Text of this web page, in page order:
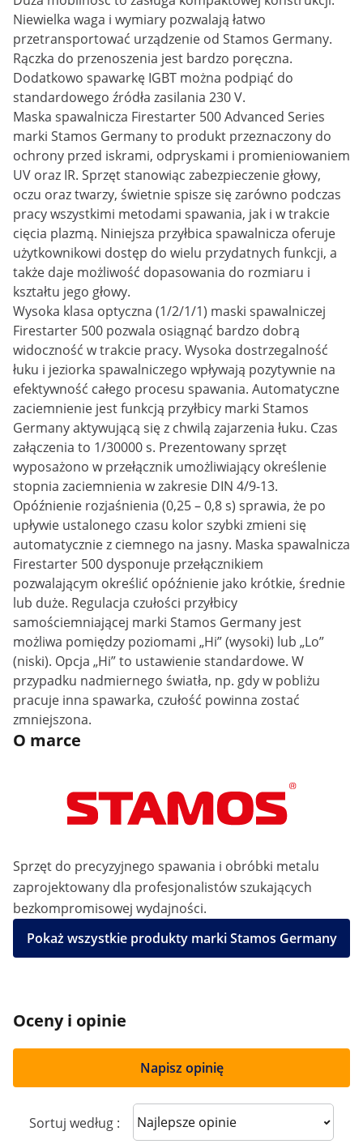
Niewielka waga i wymiary pozwalają łatwo
przetransportować urządzenie od Stamos Germany.
Rączka do przenoszenia jest bardzo poręczna.
Dodatkowo spawarkę IGBT można podpiąć do
standardowego źródła zasilania 230 V.
Maska spawalnicza Firestarter 500 Advanced Series
marki Stamos Germany to produkt przeznaczony do
ochrony przed iskrami, odpryskami i promieniowaniem
UV oraz IR. Sprzęt stanowiąc zabezpieczenie głowy,
oczu oraz twarzy, świetnie spisze się zarówno podczas
pracy wszystkimi metodami spawania, jak i w trakcie
cięcia plazmą. Niniejsza przyłbica spawalnicza oferuje
użytkownikowi dostęp do wielu przydatnych funkcji, a
także daje możliwość dopasowania do rozmiaru i
kształtu jego głowy.
Wysoka klasa optyczna (1/2/1/1) maski spawalniczej
Firestarter 500 pozwala osiągnąć bardzo dobrą
widoczność w trakcie pracy. Wysoka dostrzegalność
łuku i jeziorka spawalniczego wpływają pozytywnie na
efektywność całego procesu spawania. Automatyczne
zaciemnienie jest funkcją przyłbicy marki Stamos
Germany aktywującą się z chwilą zajarzenia łuku. Czas
załączenia to 1/30000 s. Prezentowany sprzęt
wyposażono w przełącznik umożliwiający określenie
stopnia zaciemnienia w zakresie DIN 4/9-13.
Opóźnienie rozjaśnienia (0,25 – 0,8 s) sprawia, że po
upływie ustalonego czasu kolor szybki zmieni się
automatycznie z ciemnego na jasny. Maska spawalnicza
Firestarter 500 dysponuje przełącznikiem
pozwalającym określić opóźnienie jako krótkie, średnie
lub duże. Regulacja czułości przyłbicy
samościemniającej marki Stamos Germany jest
możliwa pomiędzy poziomami „Hi” (wysoki) lub „Lo”
(niski). Opcja „Hi” to ustawienie standardowe. W
przypadku nadmiernego światła, np. gdy w pobliżu
pracuje inna spawarka, czułość powinna zostać
zmniejszona.
O marce
Sprzęt do precyzyjnego spawania i obróbki metalu
zaprojektowany dla profesjonalistów szukających
bezkompromisowej wydajności.
Pokaż wszystkie produkty marki Stamos Germany
Oceny i opinie
Napisz opinię
Sortuj według : Sort reviews